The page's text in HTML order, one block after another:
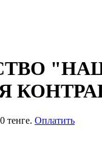
тенге. Оплатить